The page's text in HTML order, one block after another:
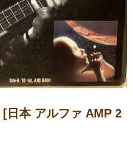
[日本 アルファ AMP 2